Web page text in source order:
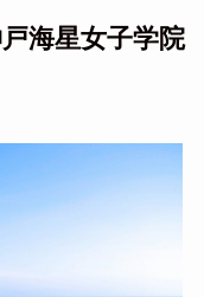
海星女子学院